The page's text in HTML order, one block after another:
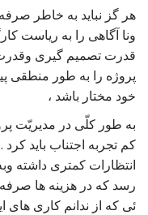
هر گز نباید به خاطر
ونا آگاهی را به ریاست
قدرت تصمیم گیری وقدرت
پروژه را به طور منطقی
خود مختار باشد ،
به طور کلّی در مدیریّت
کم تجربه اجتناب باید
انتظارات کمتری داشته
رسد که در هزینه ها
ئی که از ندانم کاری های